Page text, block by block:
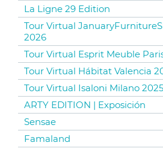
La Ligne 29 Edition
Tour Virtual
2026
Tour Virtual Esprit Meuble
Tour Virtual Hábitat Valencia
Tour Virtual Isaloni Milano 2025
ARTY EDITION | Exposición
Sensae
Famaland